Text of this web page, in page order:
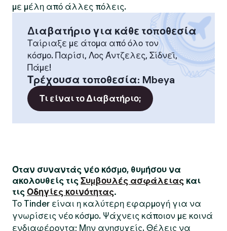
με μέλη από άλλες πόλεις.
Διαβατήριο για κάθε τοποθεσία
Ταίριαξε με άτομα από όλο τον
κόσμο. Παρίσι, Λος Άντζελες, Σίδνεϊ,
Πάμε!
Τρέχουσα τοποθεσία: Mbeya
Τι είναι το Διαβατήριο;
Όταν συναντάς νέο κόσμο, θυμήσου να
ακολουθείς τις Συμβουλές ασφάλειας και
τις Οδηγίες κοινότητας.
Το Tinder είναι η καλύτερη εφαρμογή για να
γνωρίσεις νέο κόσμο. Ψάχνεις κάποιον με κοινά
ενδιαφέροντα; Μην ανησυχείς. Θέλεις να